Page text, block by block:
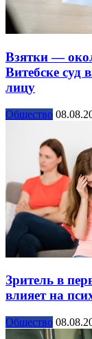
Взятки —
Витебске суд
лицу
Общество
Зритель в
влияет на
Общество